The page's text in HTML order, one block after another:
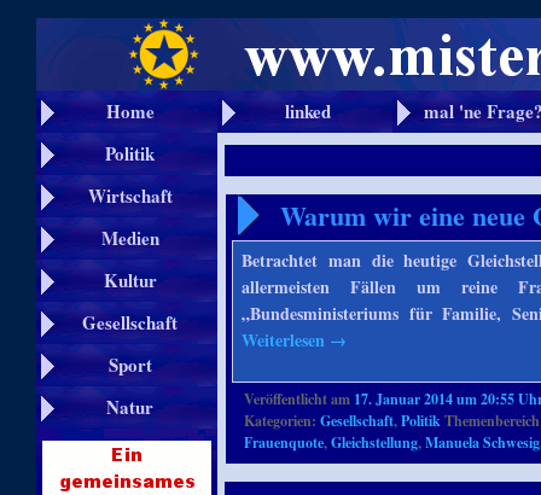
Home linked
mal 'ne
Politik
Wirtschaft
Medien
Kultur
Gesellschaft
Sport
Natur
Warum wir eine neue
Betrachtet man die heutige
allermeisten Fällen um reine
„Bundesministeriums für Familie,
Weiterlesen →
Veröffentlicht am 17. Januar 2014 um 20:55
Kategorien:Gesellschaft,Politik
Frauenquote,Gleichstellung,Manuela Schwesig